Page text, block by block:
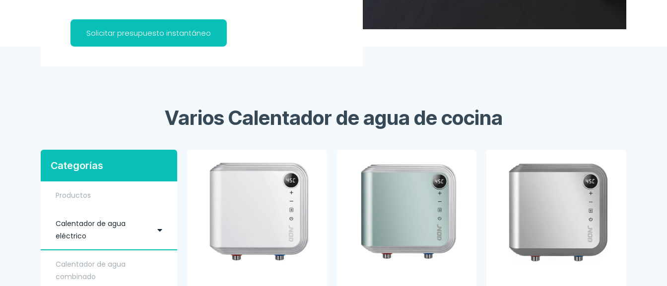
Solicitar presupuesto instantáneo
Varios Calentador de agua de cocina
Categorías
Productos
Calentador de agua
eléctrico
Calentador de agua
combinado